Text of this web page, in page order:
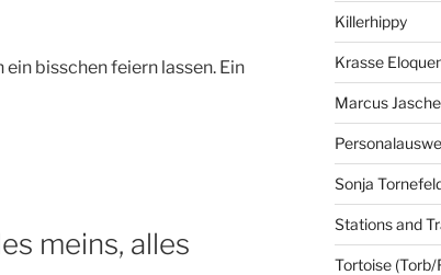
bisschen feiern lassen. Ein
meins, alles
Killerhippy
Krasse
Marcus
Sonja
Stations and
Tortoise (Torb/